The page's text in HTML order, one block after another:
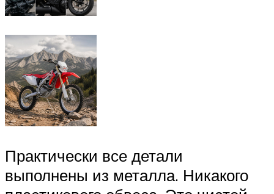
Практически все детали
выполнены из металла. Никакого